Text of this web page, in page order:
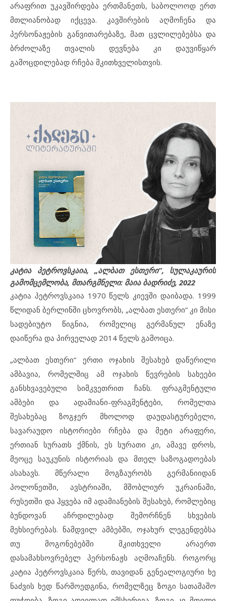
არაფრით უკავშირდება ერთმანეთს, საბოლოოდ ერთ
მთლიანობად იქცევა. კავშირების აღმოჩენა და
პერსონაჟების განვითარებაზე, მათ ცვლილებებსა და
ბრძოლაზე თვალის დევნება კი დაუვიწყარ
გამოცდილებად რჩება მკითხველისთვის.
კატია პეტროვსკაია, „ალბათ ესთერი”, სულაკაურის
გამომცემლობა, მთარგმნელი: მაია ბადრიძე, 2022
კატია პეტროვსკაია 1970 წელს კიევში დაიბადა. 1999
წლიდან ბერლინში ცხოვრობს, „ალბათ ესთერი“ კი მისი
სადებიუტო წიგნია, რომელიც გერმანულ ენაზე
დაიწერა და პირველად 2014 წელს გამოიცა.
„ალბათ ესთერი“ ერთი ოჯახის შესახებ დაწერილი
ამბავია, რომელშიც ამ ოჯახის წევრების სახეები
განსხვავებული სიმკვეთრით ჩანს. ფრაგმენტული
ამბები და ადამიანი-ფრაგმენტები, რომელთა
შესახებაც ზოგჯერ მხოლოდ დაუდასტურებელი,
სავარაუდო ისტორიები რჩება და მეტი არაფერი,
ერთიან სურათს ქმნის, ეს სურათი კი, ამავე დროს,
მეოცე საუკუნის ისტორიას და მთელ საზოგადოებას
ასახავს. მწერალი მოგზაურობს გერმანიიდან
პოლონეთში, ავსტრიაში, მშობლიურ უკრაინაში,
რუსეთში და ჰყვება იმ ადამიანების შესახებ, რომლებიც
ბუნდოვან აჩრდილებად შემორჩნენ სხვების
მეხსიერებას. ნამდვილ ამბებში, ოჯახურ ლეგენდებსა
თუ მოგონებებში მკითხველი არაერთ
დასამახსოვრებელ პერსონაჟს აღმოაჩენს. როგორც
კატია პეტროვსკაია წერს, თავიდან გენეალოგიური ხე
ნაძვის ხედ წარმოედგინა, რომელზეც ზოგი სათამაშო